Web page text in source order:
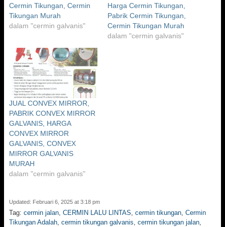
Cermin Tikungan, Cermin
Tikungan Murah
dalam "cermin galvanis"
Harga Cermin Tikungan,
Pabrik Cermin Tikungan,
Cermin Tikungan Murah
dalam "cermin galvanis"
JUAL CONVEX MIRROR,
PABRIK CONVEX MIRROR
GALVANIS, HARGA
CONVEX MIRROR
GALVANIS, CONVEX
MIRROR GALVANIS
MURAH
dalam "cermin galvanis"
Updated: Februari 6, 2025 at 3:18 pm
Tag: cermin jalan, CERMIN LALU LINTAS, cermin tikungan, Cermin
Tikungan Adalah, cermin tikungan galvanis, cermin tikungan jalan,